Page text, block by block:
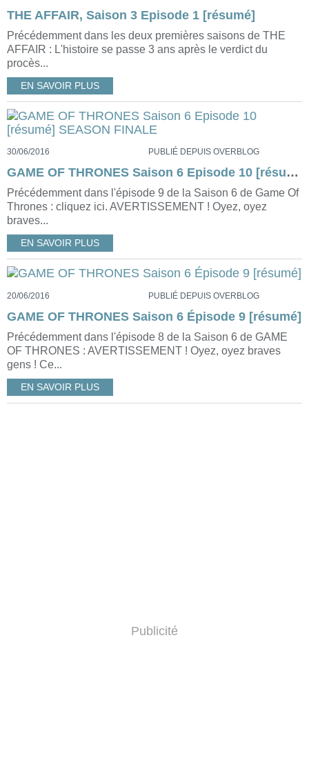
THE AFFAIR, Saison 3 Episode 1 [résumé]
Précédemment dans les deux premières saisons de THE
AFFAIR : L'histoire se passe 3 ans après le verdict du
procès...
EN SAVOIR PLUS
30/06/2016 PUBLIÉ DEPUIS OVERBLOG
GAME OF THRONES Saison 6 Episode 10 [résumé] SEASON FINALE
Précédemment dans l'épisode 9 de la Saison 6 de Game Of
Thrones : cliquez ici. AVERTISSEMENT ! Oyez, oyez
braves...
EN SAVOIR PLUS
20/06/2016 PUBLIÉ DEPUIS OVERBLOG
GAME OF THRONES Saison 6 Épisode 9 [résumé]
Précédemment dans l'épisode 8 de la Saison 6 de GAME
OF THRONES : AVERTISSEMENT ! Oyez, oyez braves
gens ! Ce...
EN SAVOIR PLUS
Publicité